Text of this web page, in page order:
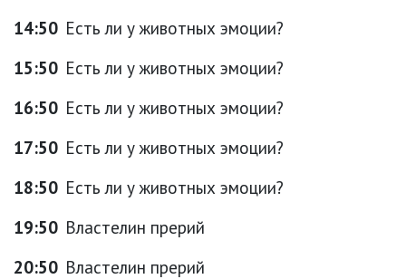
14:50 Есть ли у животных эмоции?
15:50 Есть ли у животных эмоции?
16:50 Есть ли у животных эмоции?
17:50 Есть ли у животных эмоции?
18:50 Есть ли у животных эмоции?
19:50 Властелин прерий
20:50 Властелин прерий